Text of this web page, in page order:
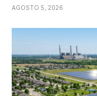
AGOSTO 5, 2026